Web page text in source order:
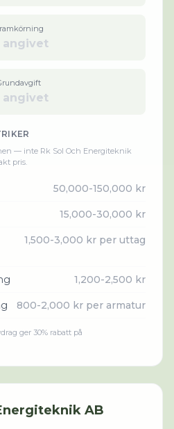
angivet
angivet
— inte Rk Sol Och Energiteknik
pris.
50,000-150,000 kr
15,000-30,000 kr
1,500-3,000 kr per uttag
1,200-2,500 kr
800-2,000 kr per armatur
ger 30% rabatt på
AB